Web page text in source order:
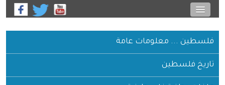
فلسطين ... معلومات عامة
تاريخ فلسطين